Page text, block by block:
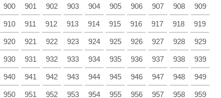
900 901 902 903 904 905 906 907 908 909
910 911 912 913 914 915 916 917 918 919
920 921 922 923 924 925 926 927 928 929
930 931 932 933 934 935 936 937 938 939
940 941 942 943 944 945 946 947 948 949
950 951 952 953 954 955 956 957 958 959